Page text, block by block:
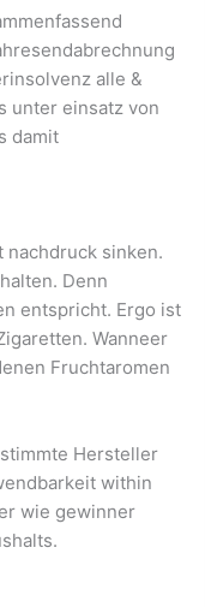
alle &
unter einsatz von
damit
sinken.
Denn
entspricht. Ergo ist
Wanneer
Fruchtaromen
Hersteller
within
wie gewinner